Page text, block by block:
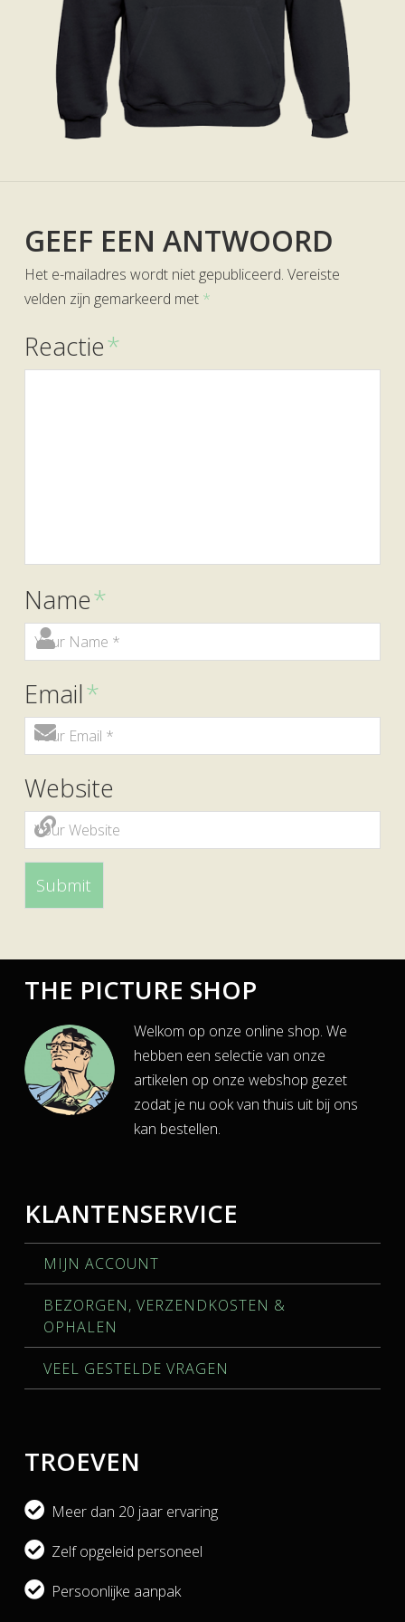
GEEF EEN ANTWOORD
Het e-mailadres wordt niet gepubliceerd. Vereiste
velden zijn gemarkeerd met *
Reactie*
Name*
Email*
Website
THE PICTURE SHOP
Welkom op onze online shop. We
hebben een selectie van onze
artikelen op onze webshop gezet
zodat je nu ook van thuis uit bij ons
kan bestellen.
KLANTENSERVICE
MIJN ACCOUNT
BEZORGEN, VERZENDKOSTEN &
OPHALEN
VEEL GESTELDE VRAGEN
TROEVEN
Meer dan 20 jaar ervaring
Zelf opgeleid personeel
Persoonlijke aanpak